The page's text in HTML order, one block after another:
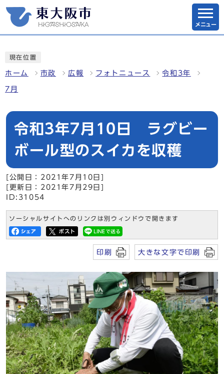
メニュー
現在位置
ホーム 市政 広報 フォトニュース 令和3年
7月
令和3年7月10日 ラグビー
ボール型のスイカを収穫
[公開日：2021年7月10日]
[更新日：2021年7月29日]
ID:31054
ソーシャルサイトへのリンクは別ウィンドウで開きます
印刷 大きな文字で印刷